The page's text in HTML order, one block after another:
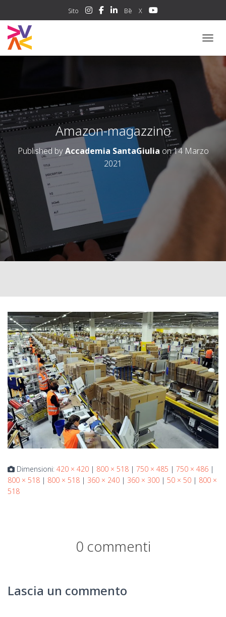
Sito Bē X
Amazon-magazzino
Published byAccademia SantaGiulia on14 Marzo
2021
Dimensioni: 420 × 420 | 800 × 518 | 750 × 485 | 750 × 486 |
800 × 518 | 800 × 518 | 360 × 240 | 360 × 300 | 50 × 50 | 800 ×
518
0 commenti
Lascia un commento